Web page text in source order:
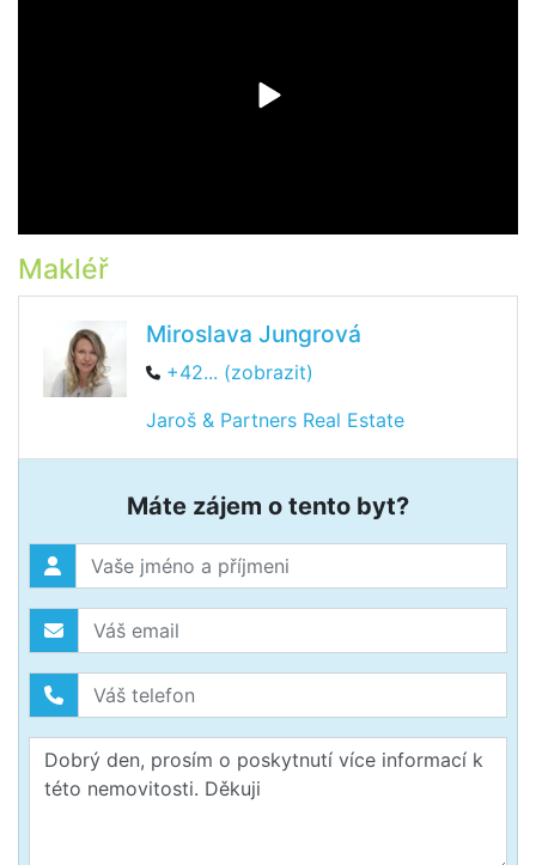
Makléř
Miroslava Jungrová
+42... (zobrazit)
Jaroš & Partners Real Estate
Máte zájem o tento byt?